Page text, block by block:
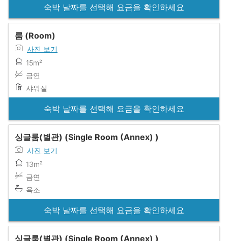
숙박 날짜를 선택해 요금을 확인하세요
룸 (Room)
사진 보기
15m²
금연
샤워실
숙박 날짜를 선택해 요금을 확인하세요
싱글룸(별관) (Single Room (Annex) )
사진 보기
13m²
금연
욕조
숙박 날짜를 선택해 요금을 확인하세요
싱글룸(별관) (Single Room (Annex) )